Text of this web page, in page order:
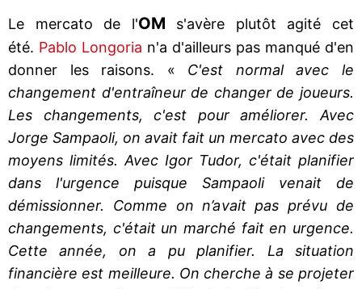
Le mercato de l'OM s'avère plutôt agité cet
été. Pablo Longoria n'a d'ailleurs pas manqué d'en
donner les raisons. « C'est normal avec le
changement d'entraîneur de changer de joueurs.
Les changements, c'est pour améliorer. Avec
Jorge Sampaoli, on avait fait un mercato avec des
moyens limités. Avec Igor Tudor, c'était planifier
dans l'urgence puisque Sampaoli venait de
démissionner. Comme on n’avait pas prévu de
changements, c'était un marché fait en urgence.
Cette année, on a pu planifier. La situation
financière est meilleure. On cherche à se projeter